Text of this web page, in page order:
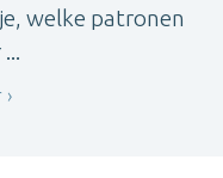
welke patronen